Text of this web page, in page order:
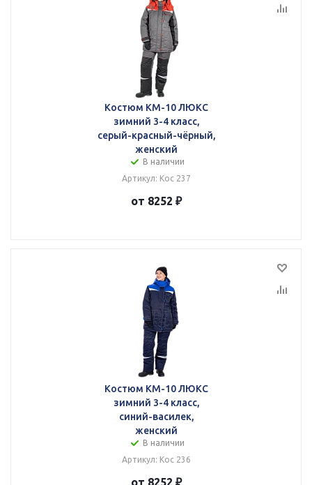
Костюм КМ-10 ЛЮКС
зимний 3-4 класс,
серый-красный-чёрный,
женский
В наличии
Артикул: Кос 237
от 8252 ₽
Костюм КМ-10 ЛЮКС
зимний 3-4 класс,
синий-василек,
женский
В наличии
Артикул: Кос 236
от 8252 ₽